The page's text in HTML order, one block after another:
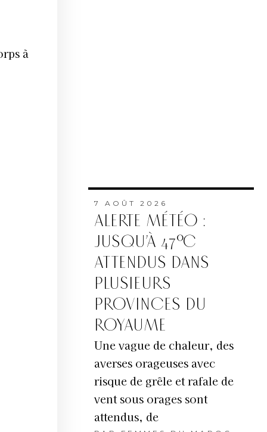
à
7 AOÛT 2026
ALERTE MÉTÉO :
JUSQU’À 47°C
ATTENDUS DANS
PLUSIEURS
PROVINCES DU
ROYAUME
Une vague de chaleur, des
averses orageuses avec
risque de grêle et rafale de
vent sous orages sont
attendus, de